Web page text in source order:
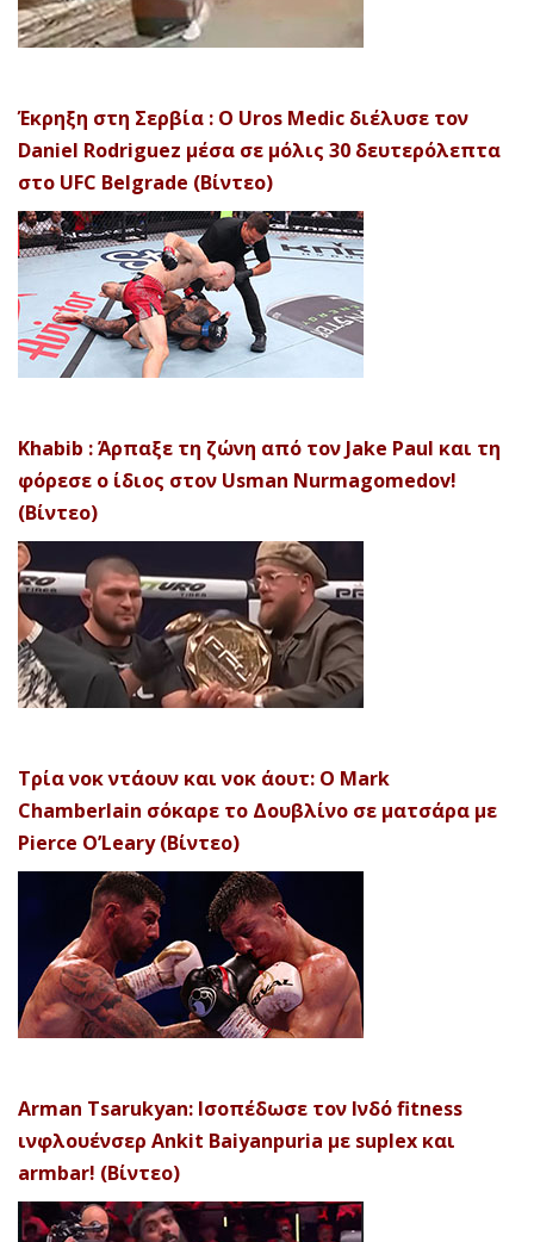
Έκρηξη στη Σερβία : Ο Uros Medic διέλυσε τον
Daniel Rodriguez μέσα σε μόλις 30 δευτερόλεπτα
στο UFC Belgrade (Βίντεο)
Khabib : Άρπαξε τη ζώνη από τον Jake Paul και τη
φόρεσε ο ίδιος στον Usman Nurmagomedov!
(Βίντεο)
Τρία νοκ ντάουν και νοκ άουτ: Ο Mark
Chamberlain σόκαρε το Δουβλίνο σε ματσάρα με
Pierce O’Leary (Βίντεο)
Arman Tsarukyan: Ισοπέδωσε τον Ινδό fitness
ινφλουένσερ Ankit Baiyanpuria με suplex και
armbar! (Βίντεο)